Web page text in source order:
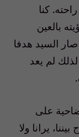
كنا
بالعين
السيد هدفا
لم يعد
على
يرانا ولا